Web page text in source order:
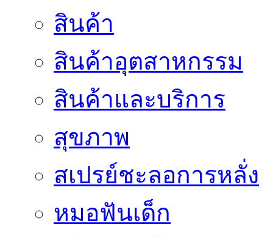
สินค้า
สินค้าอุตสาหกรรม
สินค้าและบริการ
สุขภาพ
สเปรย์ชะลอการหลั่ง
หมอฟันเด็ก